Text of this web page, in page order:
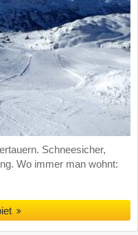
Schneesicher,
Wo immer man wohnt: